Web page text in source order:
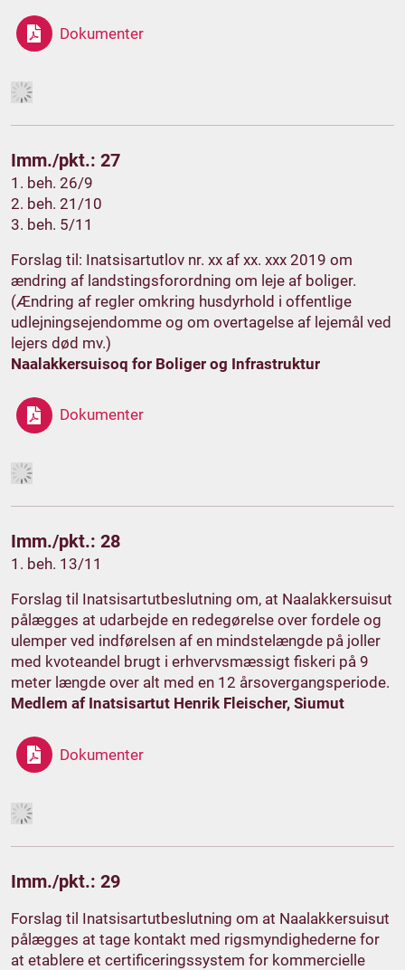
Dokumenter
Imm./pkt.: 27
1. beh. 26/9
2. beh. 21/10
3. beh. 5/11
Forslag til: Inatsisartutlov nr. xx af xx. xxx 2019 om
ændring af landstingsforordning om leje af boliger.
(Ændring af regler omkring husdyrhold i offentlige
udlejningsejendomme og om overtagelse af lejemål ved
lejers død mv.)
Naalakkersuisoq for Boliger og Infrastruktur
Dokumenter
Imm./pkt.: 28
1. beh. 13/11
Forslag til Inatsisartutbeslutning om, at Naalakkersuisut
pålægges at udarbejde en redegørelse over fordele og
ulemper ved indførelsen af en mindstelængde på joller
med kvoteandel brugt i erhvervsmæssigt fiskeri på 9
meter længde over alt med en 12 årsovergangsperiode.
Medlem af Inatsisartut Henrik Fleischer, Siumut
Dokumenter
Imm./pkt.: 29
Forslag til Inatsisartutbeslutning om at Naalakkersuisut
pålægges at tage kontakt med rigsmyndighederne for
at etablere et certificeringssystem for kommercielle